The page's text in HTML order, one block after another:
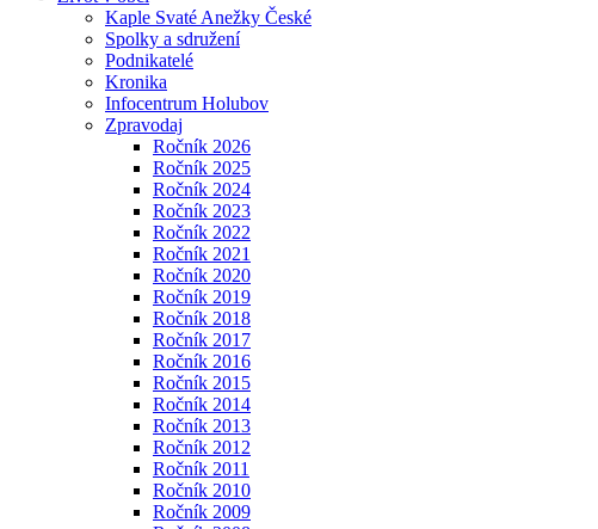
Kaple Svaté Anežky České
Spolky a sdružení
Podnikatelé
Kronika
Infocentrum Holubov
Zpravodaj
Ročník 2026
Ročník 2025
Ročník 2024
Ročník 2023
Ročník 2022
Ročník 2021
Ročník 2020
Ročník 2019
Ročník 2018
Ročník 2017
Ročník 2016
Ročník 2015
Ročník 2014
Ročník 2013
Ročník 2012
Ročník 2011
Ročník 2010
Ročník 2009